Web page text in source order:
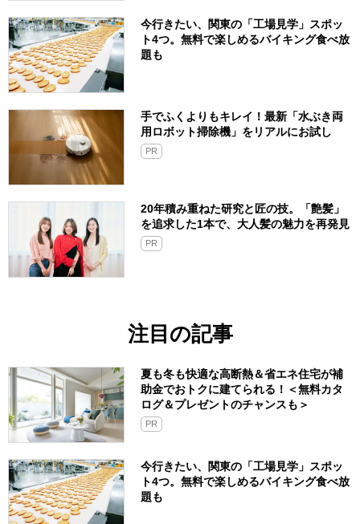
今行きたい、関東の「工場見学」スポッ
ト4つ。無料で楽しめるバイキング食べ放
題も
手でふくよりもキレイ！最新「水ぶき両
用ロボット掃除機」をリアルにお試し
PR
20年積み重ねた研究と匠の技。「艶髪」
を追求した1本で、大人髪の魅力を再発見
PR
注目の記事
夏も冬も快適な高断熱＆省エネ住宅が補
助金でおトクに建てられる！＜無料カタ
ログ＆プレゼントのチャンスも＞
PR
今行きたい、関東の「工場見学」スポッ
ト4つ。無料で楽しめるバイキング食べ放
題も